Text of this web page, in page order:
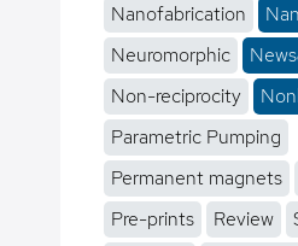
Nanofabrication
Neuromorphic
Non-reciprocity
Parametric Pumping
Permanent magnets
Pre-prints
Review